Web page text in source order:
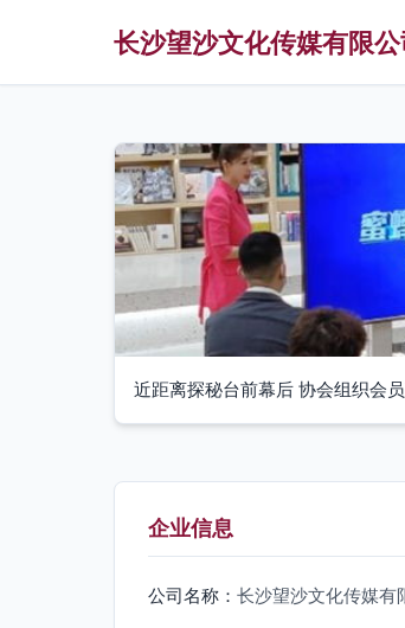
长沙望沙文化传媒有限公
近距离探秘台前幕后 协会组织会
企业信息
公司名称： 长沙望沙文化传媒有